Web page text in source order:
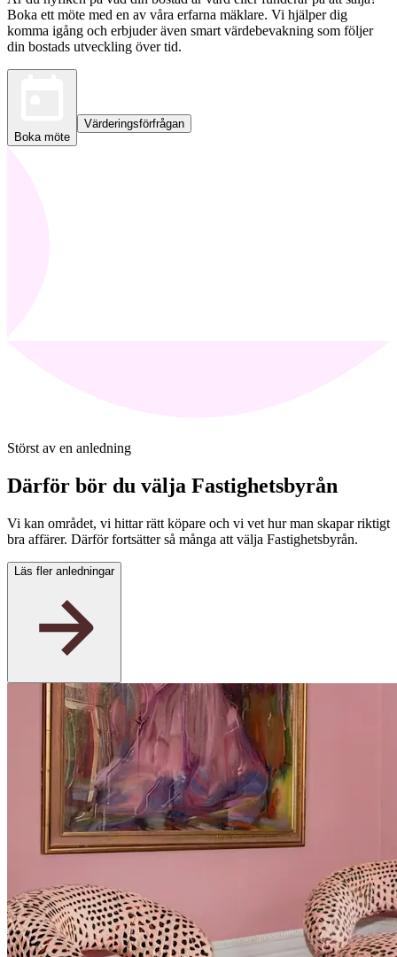
Boka ett möte med en av våra erfarna mäklare. Vi hjälper dig
komma igång och erbjuder även smart värdebevakning som följer
din bostads utveckling över tid.
Boka möte
Värderingsförfrågan
Störst av en anledning
Därför bör du välja Fastighetsbyrån
Vi kan området, vi hittar rätt köpare och vi vet hur man skapar riktigt
bra affärer. Därför fortsätter så många att välja Fastighetsbyrån.
Läs fler anledningar